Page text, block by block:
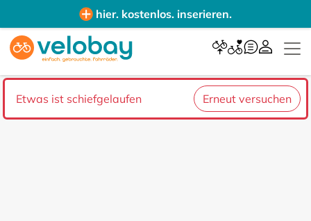
hier. kostenlos. inserieren.
Etwas ist schiefgelaufen Erneut versuchen